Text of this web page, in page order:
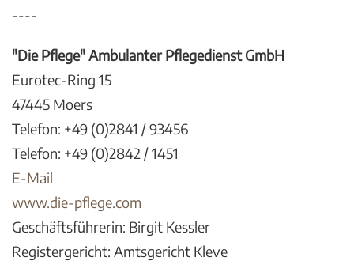
----
"Die Pflege" Ambulanter Pflegedienst GmbH
Eurotec-Ring 15
47445 Moers
Telefon: +49 (0)2841 / 93456
Telefon: +49 (0)2842 / 1451
E-Mail
www.die-pflege.com
Geschäftsführerin: Birgit Kessler
Registergericht: Amtsgericht Kleve